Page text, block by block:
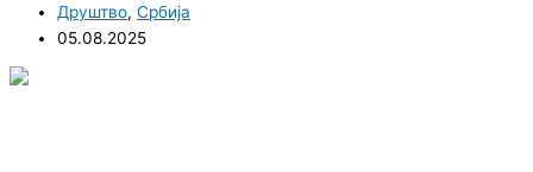
Друштво, Србија
05.08.2025